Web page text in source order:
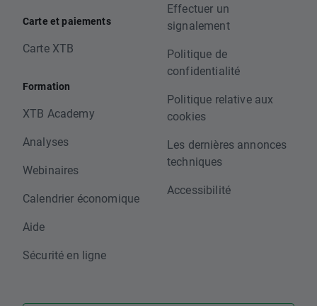
Carte et paiements
Carte XTB
Formation
XTB Academy
Analyses
Webinaires
Calendrier économique
Aide
Sécurité en ligne
Effectuer un
signalement
Politique de
confidentialité
Politique relative aux
cookies
Les dernières annonces
techniques
Accessibilité